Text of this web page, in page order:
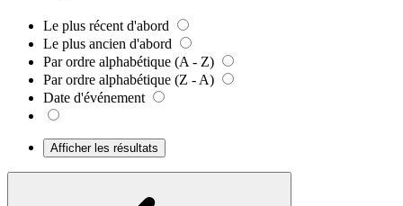
Le plus récent d'abord
Le plus ancien d'abord
Par ordre alphabétique (A - Z)
Par ordre alphabétique (Z - A)
Date d'événement
Afficher les résultats